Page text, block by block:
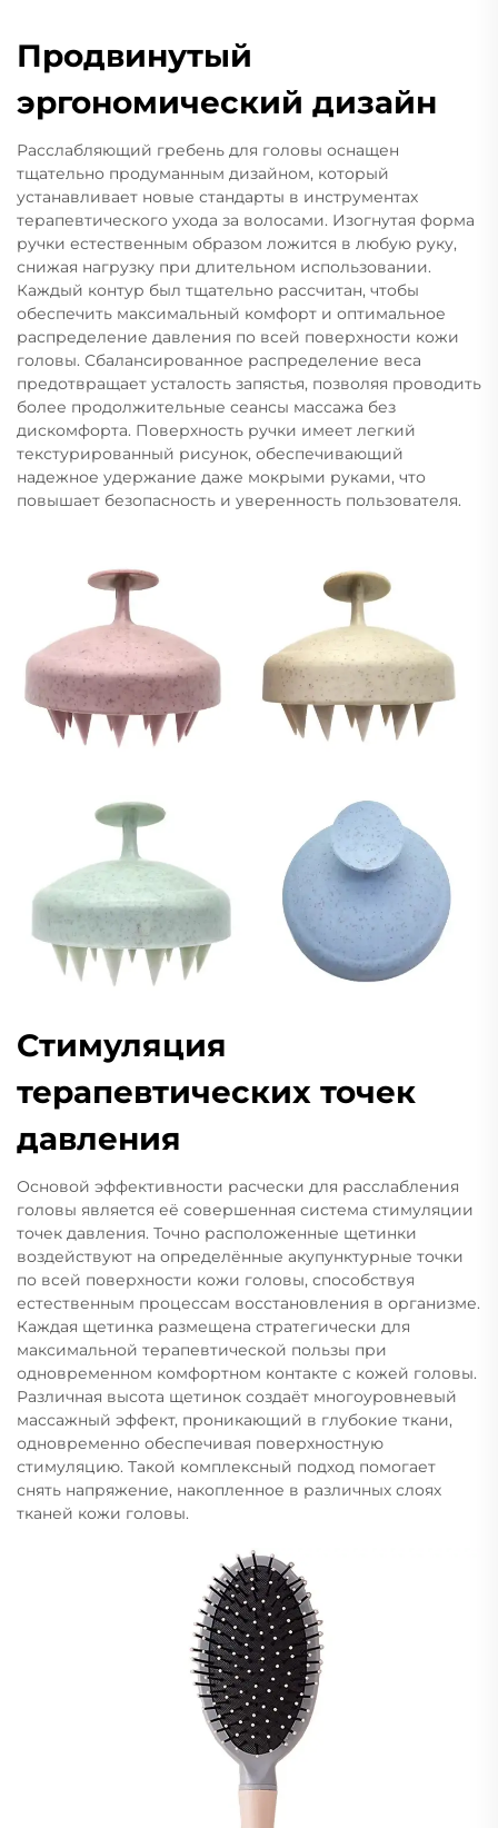
Продвинутый
эргономический дизайн
Расслабляющий гребень для головы оснащен
тщательно продуманным дизайном, который
устанавливает новые стандарты в инструментах
терапевтического ухода за волосами. Изогнутая форма
ручки естественным образом ложится в любую руку,
снижая нагрузку при длительном использовании.
Каждый контур был тщательно рассчитан, чтобы
обеспечить максимальный комфорт и оптимальное
распределение давления по всей поверхности кожи
головы. Сбалансированное распределение веса
предотвращает усталость запястья, позволяя проводить
более продолжительные сеансы массажа без
дискомфорта. Поверхность ручки имеет легкий
текстурированный рисунок, обеспечивающий
надежное удержание даже мокрыми руками, что
повышает безопасность и уверенность пользователя.
Стимуляция
терапевтических точек
давления
Основой эффективности расчески для расслабления
головы является её совершенная система стимуляции
точек давления. Точно расположенные щетинки
воздействуют на определённые акупунктурные точки
по всей поверхности кожи головы, способствуя
естественным процессам восстановления в организме.
Каждая щетинка размещена стратегически для
максимальной терапевтической пользы при
одновременном комфортном контакте с кожей головы.
Различная высота щетинок создаёт многоуровневый
массажный эффект, проникающий в глубокие ткани,
одновременно обеспечивая поверхностную
стимуляцию. Такой комплексный подход помогает
снять напряжение, накопленное в различных слоях
тканей кожи головы.